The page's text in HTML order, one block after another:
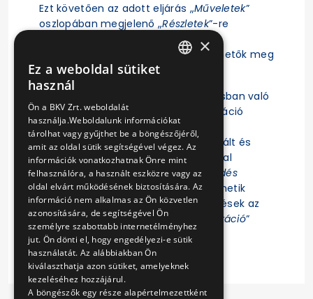
Ezt követően az adott eljárás „Műveletek”
oszlopában megjelenő „Részletek”-re
kattintás után érhető el az eljárás
ajánlattételi felhívása, illetve tekinthetők meg
az eljárásra vonatkozó főbb adatok.
Felhívjuk a figyelmet, hogy az eljárásban való
részvételhez az EKR-be való regisztráció
szükséges! Az eljárás további
dokumentumait az EKR-ben regisztrált és
ajánlat összeállítására jogosultsággal
rendelkező Felhasználók az „Érdeklődés
jelzése” funkció indítása után tekinthetik
meg. Az eljárással kapcsolatos kérdések az
EKR-ben erre létrehozott „
Kommunikáció”
felületen tehetők fel.
×
Ez a weboldal sütiket
használ
Ön a BKV Zrt. weboldalát
használja.Weboldalunk információkat
tárolhat vagy gyűjthet be a böngészőjéről,
amit az oldal sütik segítségével végez. Az
információk vonatkozhatnak Önre mint
felhasználóra, a használt eszközre vagy az
oldal elvárt működésének biztosítására. Az
információ nem alkalmas az Ön közvetlen
azonosítására, de segítségével Ön
személyre szabottabb internetélményhez
jut. Ön dönti el, hogy engedélyezi-e sütik
használatát. Az alábbiakban Ön
kiválaszthatja azon sütiket, amelyeknek
kezeléséhez hozzájárul.
A böngészők egy része alapértelmezettként